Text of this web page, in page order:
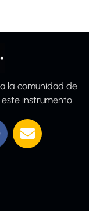
la comunidad de
instrumento.